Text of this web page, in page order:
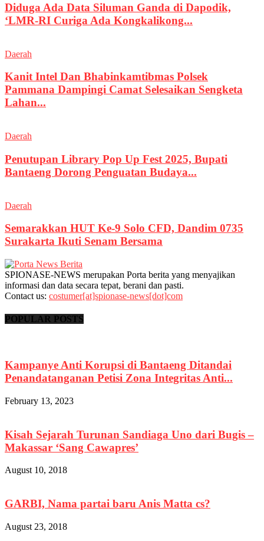
Diduga Ada Data Siluman Ganda di Dapodik,
‘LMR-RI Curiga Ada Kongkalikong...
Daerah
Kanit Intel Dan Bhabinkamtibmas Polsek
Pammana Dampingi Camat Selesaikan Sengketa
Lahan...
Daerah
Penutupan Library Pop Up Fest 2025, Bupati
Bantaeng Dorong Penguatan Budaya...
Daerah
Semarakkan HUT Ke-9 Solo CFD, Dandim 0735
Surakarta Ikuti Senam Bersama
SPIONASE-NEWS merupakan Porta berita yang menyajikan
informasi dan data secara tepat, berani dan pasti.
Contact us: costumer[at]spionase-news[dot]com
POPULAR POSTS
Kampanye Anti Korupsi di Bantaeng Ditandai
Penandatanganan Petisi Zona Integritas Anti...
February 13, 2023
Kisah Sejarah Turunan Sandiaga Uno dari Bugis –
Makassar ‘Sang Cawapres’
August 10, 2018
GARBI, Nama partai baru Anis Matta cs?
August 23, 2018